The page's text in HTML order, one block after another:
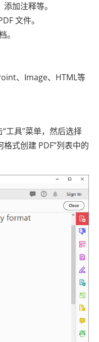
加注释等。
文件。
。
、Image、HTML等
工具”菜单，然后选择
格式创建 PDF”列表中的